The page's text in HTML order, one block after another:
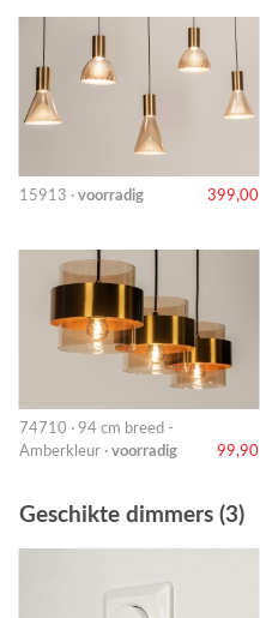
15913 · voorradig 399,00
74710 · 94 cm breed -
Amberkleur · voorradig 99,90
Geschikte dimmers (3)